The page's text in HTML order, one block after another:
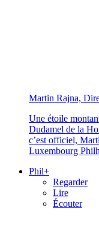
Martin Rajna,
Une étoile
Dudamel de la
c’est officiel,
Luxembourg
Phil+
Regarder
Lire
Écouter